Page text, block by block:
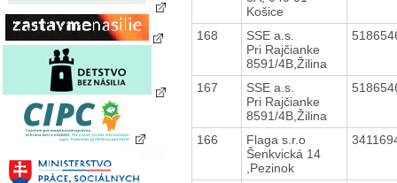
Košice
168
SSE a.s.
Pri Rajčianke
8591/4B,Žilina
167
SSE a.s.
Pri Rajčianke
8591/4B,Žilina
166
Flaga s.r.o
Šenkvická 14
,Pezinok